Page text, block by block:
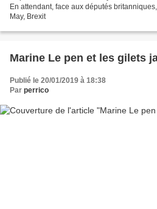
En attendant, face aux députés
May, Brexit
Marine Le pen et les gilets
Publié le 20/01/2019 à 18:38
Par perrico